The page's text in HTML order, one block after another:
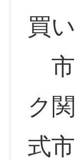
買
市
ク
式